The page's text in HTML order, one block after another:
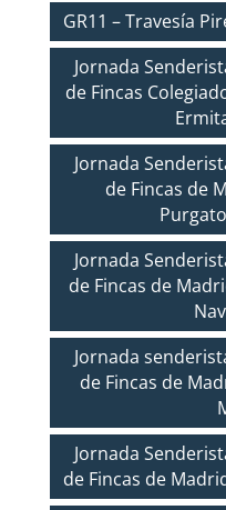
GR11 – Travesía
Jornada
de Fincas
Jornada
de Fincas de
Jornada
de Fincas de
Jornada
de Fincas de
Jornada
de Fincas de